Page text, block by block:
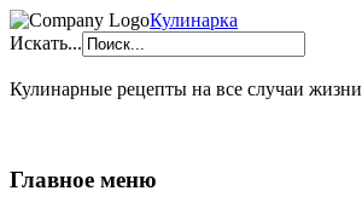
Кулинарка
Искать...
Кулинарные рецепты на все случаи жизни
Главное меню